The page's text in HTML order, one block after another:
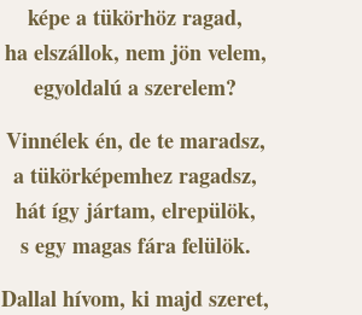
képe a tükörhöz ragad,
ha elszállok, nem jön velem,
egyoldalú a szerelem?
Vinnélek én, de te maradsz,
a tükörképemhez ragadsz,
hát így jártam, elrepülök,
s egy magas fára felülök.
Dallal hívom, ki majd szeret,